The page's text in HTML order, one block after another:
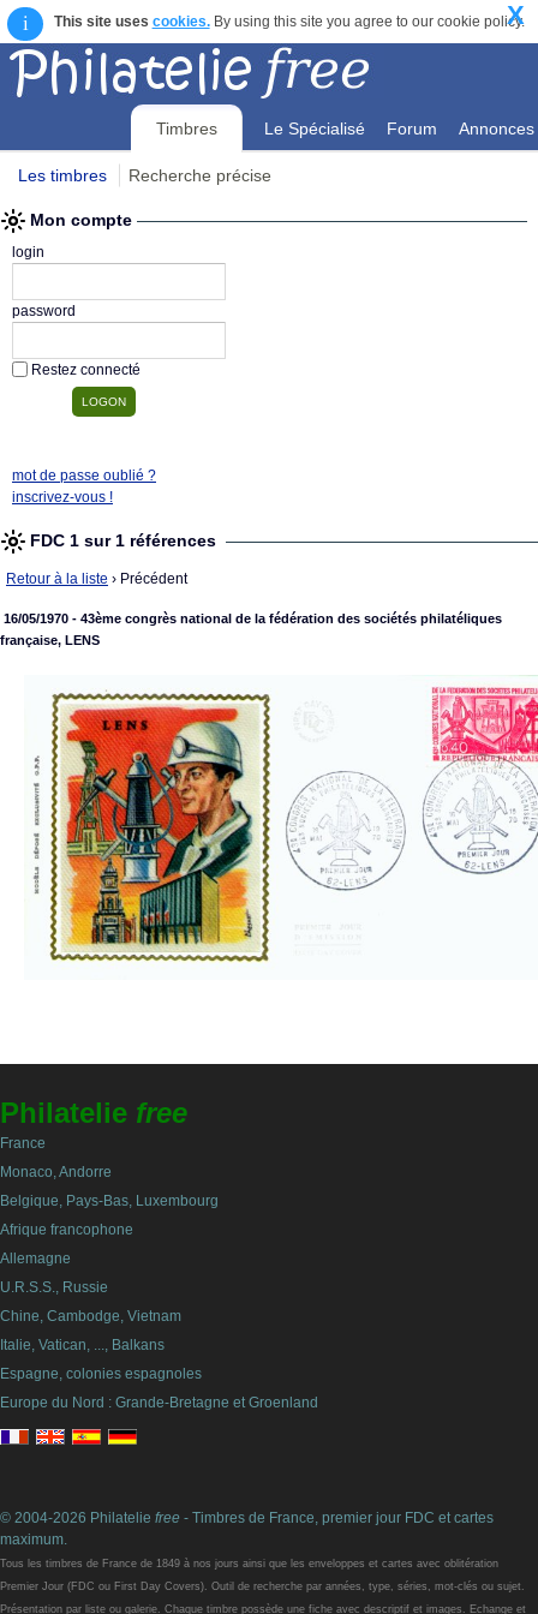
i This site uses cookies.By using this site you agree to our cookie policy.
X
Timbres Le Spécialisé Forum Annonces
Les timbres Recherche précise
Mon compte
login
password
Restez connecté
mot de passe oublié ?
inscrivez-vous !
FDC 1 sur 1 références
Retour à la liste › Précédent
16/05/1970 - 43ème congrès national de la fédération des sociétés philatéliques
française, LENS
Philatelie free
France
Monaco, Andorre
Belgique, Pays-Bas, Luxembourg
Afrique francophone
Allemagne
U.R.S.S., Russie
Chine, Cambodge, Vietnam
Italie, Vatican, ..., Balkans
Espagne, colonies espagnoles
Europe du Nord : Grande-Bretagne et Groenland
© 2004-2026 Philatelie free - Timbres de France, premier jour FDC et cartes
maximum.
Tous les timbres de France de 1849 à nos jours ainsi que les enveloppes et cartes avec oblitération
Premier Jour (FDC ou First Day Covers). Outil de recherche par années, type, séries, mot-clés ou sujet.
Présentation par liste ou galerie. Chaque timbre possède une fiche avec descriptif et images. Echange et